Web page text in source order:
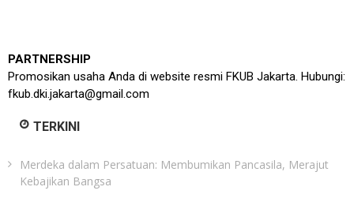
PARTNERSHIP
Promosikan usaha Anda di website resmi FKUB Jakarta. Hubungi:
fkub.dki.jakarta@gmail.com
TERKINI
Merdeka dalam Persatuan: Membumikan Pancasila, Merajut
Kebajikan Bangsa